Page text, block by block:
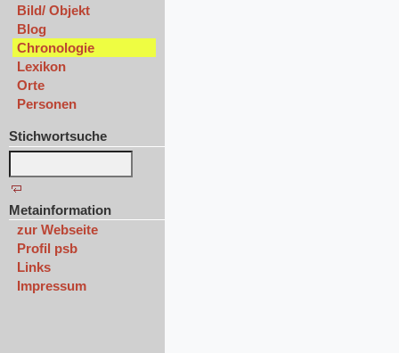
Bild/ Objekt
Blog
Chronologie
Lexikon
Orte
Personen
Stichwortsuche
Metainformation
zur Webseite
Profil psb
Links
Impressum